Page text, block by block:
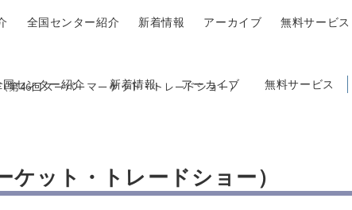
国センター紹介 新着情報 アーカイブ 無料サービス
全国センター紹介 新着情報 アーカイブ 無料サービス
第46回スーパーマーケット・トレードショー）
ット・トレードショー）